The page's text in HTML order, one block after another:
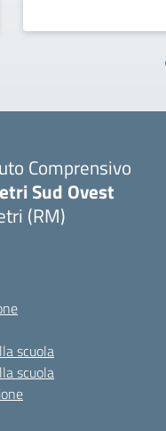
Comprensivo
Sud Ovest
(RM)
scuola
scuola